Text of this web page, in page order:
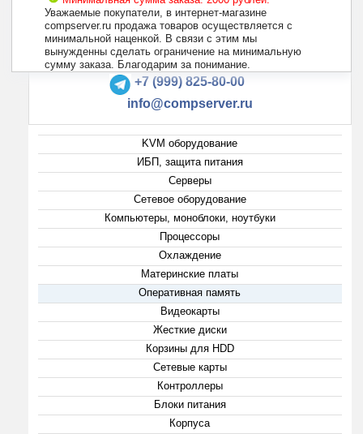
Уважаемые покупатели, в интернет-магазине
compserver.ru продажа товаров осуществляется с
минимальной наценкой. В связи с этим мы
вынужденны сделать ограничение на минимальную
сумму заказа. Благодарим за понимание.
+7 (495) 223-13-47
+7 (999) 825-80-00
info@compserver.ru
KVM оборудование
ИБП, защита питания
Серверы
Сетевое оборудование
Компьютеры, моноблоки, ноутбуки
Процессоры
Охлаждение
Материнские платы
Оперативная память
Видеокарты
Жесткие диски
Корзины для HDD
Сетевые карты
Контроллеры
Блоки питания
Корпуса